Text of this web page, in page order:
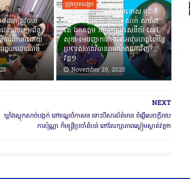
ាក់ត្រូវបាន
បោកតាមប្រព័ន្ធ
តិការដឹកនាំដោយ
ឋបាលរាជធានី
ជ្រុងមួយសង្គម
បង្វែររឿងធ្វើលិខិតថ្កោលទោស ចុះ
លោក ឧត្តមសេនីយ៍ត្រី សាក់ សារាំង
តើ ឯកឧត្តម នាយឧត្តមសេនីយ៍ សៅ
សុខា មេបញ្ជាការកងរាជអាវុធហត្ថលើផ្ទៃ
ប្រទេសចាត់វិធានការយ៉ាងណាវិញ?
វគ្គ១
November 29, 2025
NEXT
ឃ្លាំងស្តុកសាច់បង្កក់ នៅខណ្ឌចំការមន ទោះបីសារព័ត៌មាន ខំធ្វើសេចក្តីរាយ
ការប៉ុណ្ណា ក៏មន្ត្រីប្រចាំតំបន់ នៅតែរក្សាភាពស្ងៀមស្ងាត់វគ្គ២